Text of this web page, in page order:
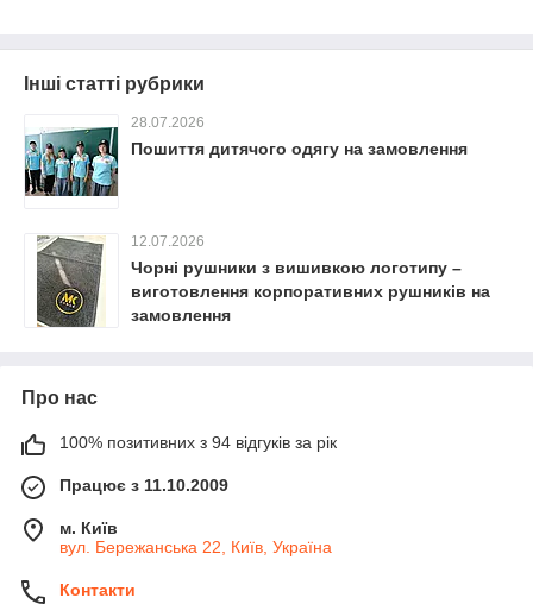
Інші статті рубрики
28.07.2026
Пошиття дитячого одягу на замовлення
12.07.2026
Чорні рушники з вишивкою логотипу –
виготовлення корпоративних рушників на
замовлення
Про нас
100% позитивних з 94 відгуків за рік
Працює з 11.10.2009
м. Київ
вул. Бережанська 22, Київ, Україна
Контакти